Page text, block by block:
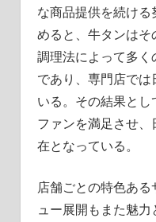
な商品提供を続け
めると、牛タンは
調理法によって多
であり、専門店で
いる。その結果と
ファンを満足させ
在となっている。
店舗ごとの特色あ
ュー展開もまた魅